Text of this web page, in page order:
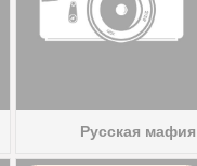
Русская мафия